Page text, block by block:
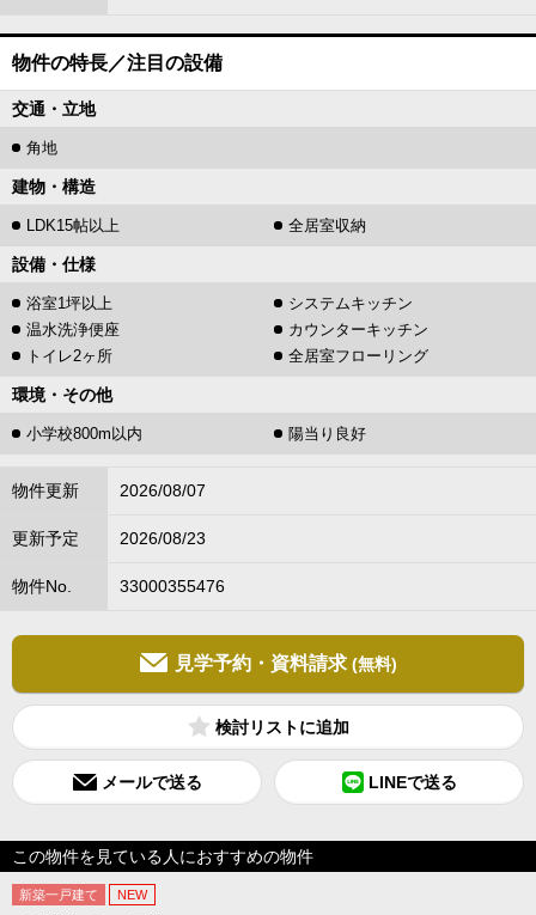
物件の特長／注目の設備
交通・立地
角地
建物・構造
LDK15帖以上 全居室収納
設備・仕様
浴室1坪以上
システムキッチン
温水洗浄便座
カウンターキッチン
トイレ2ヶ所
全居室フローリング
環境・その他
小学校800m以内 陽当り良好
物件更新 2026/08/07
更新予定 2026/08/23
物件No. 33000355476
見学予約・資料請求 (無料)
検討リスト
メールで送る LINEで送る
この物件を見ている人におすすめの物件
新築一戸建て NEW